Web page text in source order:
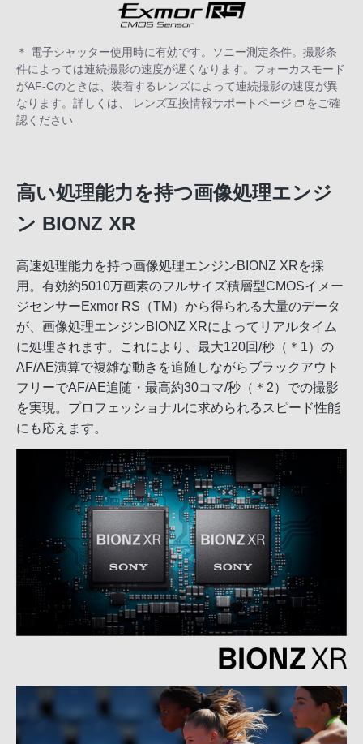
＊ 電子シャッター使用時に有効です。ソニー測定条件。撮影条
件によっては連続撮影の速度が遅くなります。フォーカスモード
がAF-Cのときは、装着するレンズによって連続撮影の速度が異
なります。詳しくは、
レンズ互換情報サポートページ
をご確
認ください
高い処理能力を持つ画像処理エンジ
ン BIONZ XR
高速処理能力を持つ画像処理エンジンBIONZ XRを採
用。有効約5010万画素のフルサイズ積層型CMOSイメー
ジセンサーExmor RS（TM）から得られる大量のデータ
が、画像処理エンジンBIONZ XRによってリアルタイム
に処理されます。これにより、最大120回/秒（＊1）の
AF/AE演算で複雑な動きを追随しながらブラックアウト
フリーでAF/AE追随・最高約30コマ/秒（＊2）での撮影
を実現。プロフェッショナルに求められるスピード性能
にも応えます。